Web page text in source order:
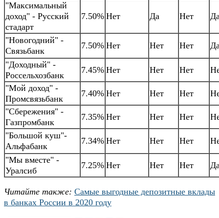
"Максимальный
доход" - Русский
стадарт
7.50% Нет Да Нет
"Новогодний" -
Связьбанк
7.50% Нет Нет Нет
"Доходный" -
Россельхозбанк
7.45% Нет Нет Нет
"Мой доход" -
Промсвязьбанк
7.40% Нет Нет Нет
"Сбережения" -
Газпромбанк
7.35% Нет Нет Нет
"Большой куш"-
Альфабанк
7.34% Нет Нет Нет
"Мы вместе" -
Уралсиб
7.25% Нет Нет Нет
Читайте также: Самые выгодные депозитные вклады
в банках России в 2020 году